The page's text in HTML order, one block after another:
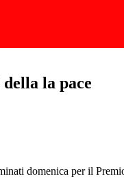
la pace
domenica per il